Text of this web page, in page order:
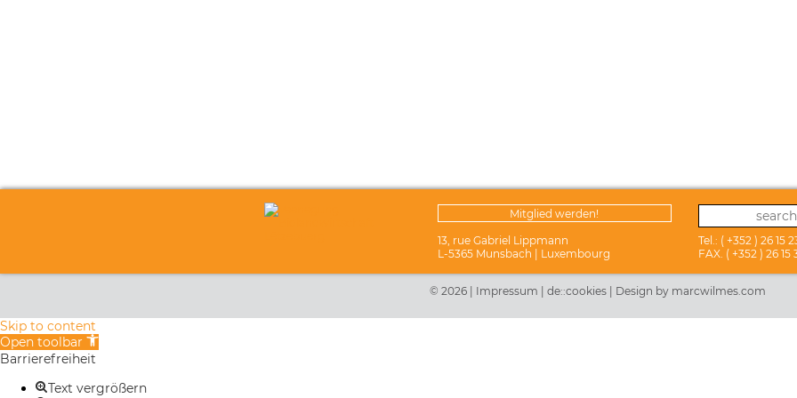
Mitglied werden!
13, rue Gabriel Lippmann
L-5365 Munsbach | Luxembourg
Tel.: ( +352 ) 26 15
FAX. ( +352 ) 26 15
© 2026 | Impressum de::cookies Design by marcwilmes.com
Skip to content
Open toolbar
Barrierefreiheit
Text vergrößern